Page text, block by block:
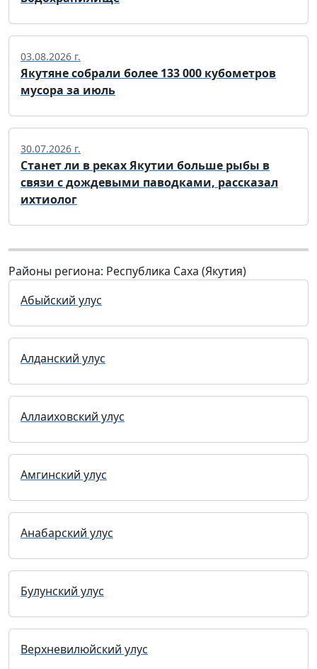
03.08.2026 г.
Якутяне собрали более 133 000 кубометров
мусора за июль
30.07.2026 г.
Станет ли в реках Якутии больше рыбы в
связи с дождевыми паводками, рассказал
ихтиолог
Районы региона: Республика Саха (Якутия)
Абыйский улус
Алданский улус
Аллаиховский улус
Амгинский улус
Анабарский улус
Булунский улус
Верхневилюйский улус